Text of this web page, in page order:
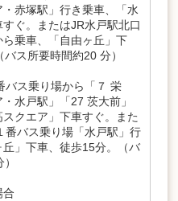
赤塚駅」行き乗車、「水
ぐ。またはJR水戸駅北口
ら乗車、「自由ヶ丘」下
ス所要時間約20 分）
バス乗り場から「７ 栄
水戸駅」「27 茨大前」
クエア」下車すぐ。また
番バス乗り場「水戸駅」行
丘」下車、徒歩15分。（バ
合